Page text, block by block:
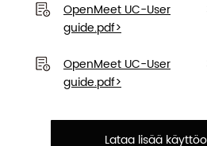
OpenMeet UC-User
guide.pdf>
OpenMeet UC-User
guide.pdf>
Lataa lisää